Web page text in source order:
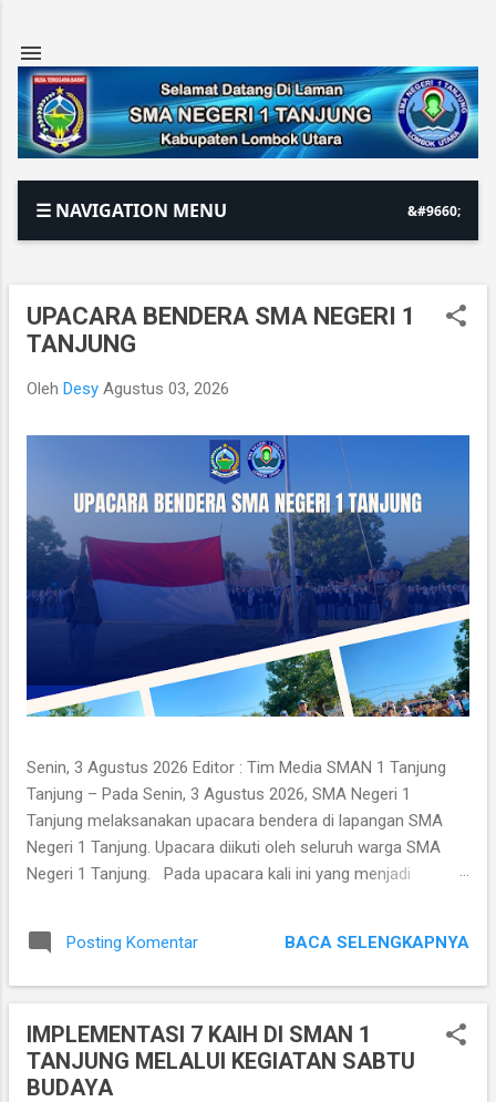
☰ NAVIGATION MENU
UPACARA BENDERA SMA NEGERI 1
TANJUNG
Oleh Desy Agustus 03, 2026
Senin, 3 Agustus 2026 Editor : Tim Media SMAN 1 Tanjung
Tanjung – Pada Senin, 3 Agustus 2026, SMA Negeri 1
Tanjung melaksanakan upacara bendera di lapangan SMA
Negeri 1 Tanjung. Upacara diikuti oleh seluruh warga SMA
Negeri 1 Tanjung. Pada upacara kali ini yang menjadi
Kepala SMA Negeri 1 Tanjung, Fatmawati, S.Ag. , M.M. Dalam
amanat beliau menyampaikan tata tertib dan kriteria kenaikan
pembagian penghargaan kepada siswa-siwa berprestasi,
yang meliputi: 1. 5 siswa SMAN 1 Tanjung yang tergabung
dalam kontingen atlet drum band Kabupaten Lombok Utara
meraih 5 medali pada Porprov NTB 2026 2. Juara Umum
Posting Komentar BACA SELENGKAPNYA
IMPLEMENTASI 7 KAIH DI SMAN 1
TANJUNG MELALUI KEGIATAN SABTU
BUDAYA